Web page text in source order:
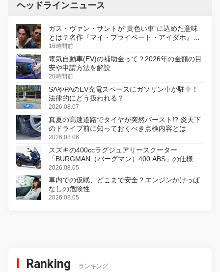
ヘッドラインニュース
ガス・ヴァン・サントが“黄色い車”に込めた意味
とは？名作『マイ・プライベート・アイダホ』が
初のデジタルリマスター版で復活
16時間前
電気自動車(EV)の補助金って？2026年の金額の目
安や申請方法を解説
20時間前
SAやPAのEV充電スペースにガソリン車が駐車！
法律的にどう扱われる？
2026.08.07
真夏の高速道路でタイヤが突然バースト!? 炎天下
のドライブ前に知っておくべき点検内容とは
2026.08.06
スズキの400ccラグジュアリースクーター
「BURGMAN（バーグマン）400 ABS」の仕様を
変更し、8月18日に発売
2026.08.05
車内での仮眠、どこまで安全？エンジンかけっぱ
なしの危険性
2026.08.05
Ranking ランキング